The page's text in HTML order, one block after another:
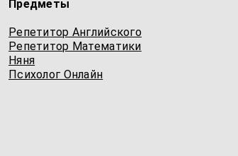
Предметы
Репетитор Английского
Репетитор Математики
Няня
Психолог Онлайн